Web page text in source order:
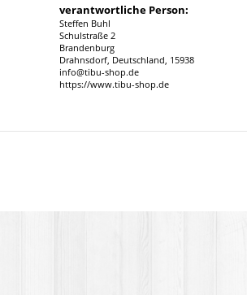
verantwortliche Person:
Steffen Buhl
Schulstraße 2
Brandenburg
Drahnsdorf, Deutschland, 15938
info@tibu-shop.de
https://www.tibu-shop.de